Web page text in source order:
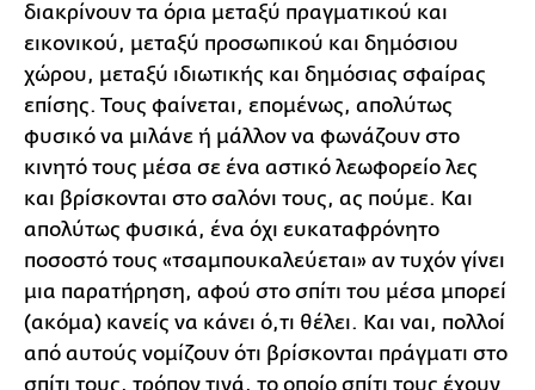
διακρίνουν τα όρια μεταξύ πραγματικού και
εικονικού, μεταξύ προσωπικού και δημόσιου
χώρου, μεταξύ ιδιωτικής και δημόσιας σφαίρας
επίσης. Τους φαίνεται, επομένως, απολύτως
φυσικό να μιλάνε ή μάλλον να φωνάζουν στο
κινητό τους μέσα σε ένα αστικό λεωφορείο λες
και βρίσκονται στο σαλόνι τους, ας πούμε. Και
απολύτως φυσικά, ένα όχι ευκαταφρόνητο
ποσοστό τους «τσαμπουκαλεύεται» αν τυχόν γίνει
μια παρατήρηση, αφού στο σπίτι του μέσα μπορεί
(ακόμα) κανείς να κάνει ό,τι θέλει. Και ναι, πολλοί
από αυτούς νομίζουν ότι βρίσκονται πράγματι στο
σπίτι τους, τρόπον τινά, το οποίο σπίτι τους έχουν